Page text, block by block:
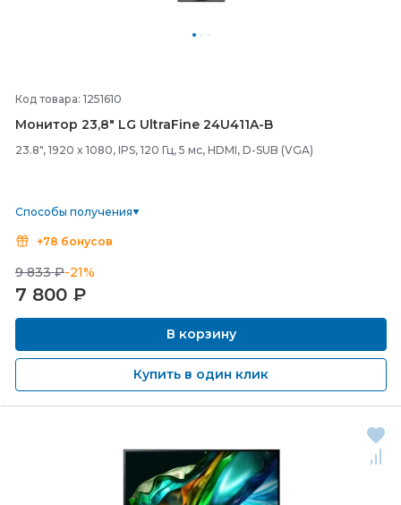
Код товара: 1251610
Монитор 23,8" LG UltraFine 24U411A-B
23.8", 1920 x 1080, IPS, 120 Гц, 5 мс, HDMI, D-SUB (VGA)
Способы получения
+78 бонусов
9 833 ₽-21%
7 800 ₽
В корзину
Купить в один клик